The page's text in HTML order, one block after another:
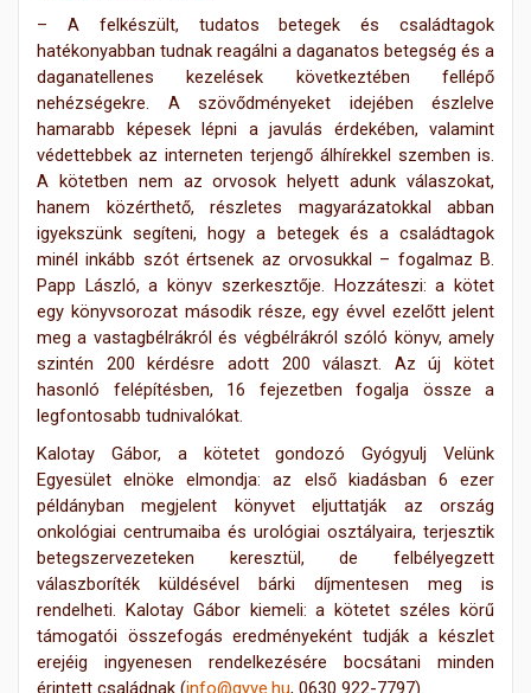
– A felkészült, tudatos betegek és családtagok
hatékonyabban tudnak reagálni a daganatos betegség és a
daganatellenes kezelések következtében fellépő
nehézségekre. A szövődményeket idejében észlelve
hamarabb képesek lépni a javulás érdekében, valamint
védettebbek az interneten terjengő álhírekkel szemben is.
A kötetben nem az orvosokhelyett adunk válaszokat,
hanem közérthető, részletes magyarázatokkal abban
igyekszünk segíteni, hogy a betegek és a családtagok
minél inkább szót értsenek az orvosukkal – fogalmaz B.
Papp László, a könyv szerkesztője. Hozzáteszi: a kötet
egy könyvsorozat második része, egy évvel ezelőtt jelent
meg a vastagbélrákról és végbélrákról szóló könyv, amely
szintén 200 kérdésre adott 200 választ. Az új kötet
hasonló felépítésben, 16 fejezetben fogalja össze a
legfontosabb tudnivalókat.
Kalotay Gábor, a kötetet gondozó Gyógyulj Velünk
Egyesület elnöke elmondja: az első kiadásban 6 ezer
példányban megjelent könyvet eljuttatják az ország
onkológiai centrumaiba és urológiai osztályaira, terjesztik
betegszervezeteken keresztül, de felbélyegzett
válaszboríték küldésével bárki díjmentesen meg is
rendelheti. Kalotay Gábor kiemeli: a kötetet széles körű
támogatói összefogás eredményeként tudják a készlet
erejéig ingyenesen rendelkezésére bocsátani minden
érintett családnak (info@gyve.hu, 0630 922-7797).